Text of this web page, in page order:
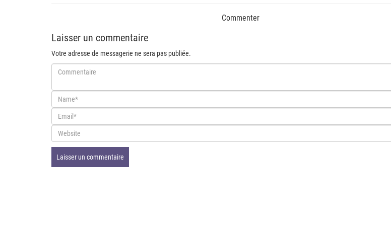
Commenter
Laisser un commentaire
Votre adresse de messagerie ne sera pas publiée.